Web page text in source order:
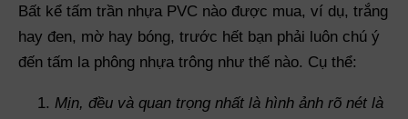
Bất kể tấm trần nhựa PVC nào được mua, ví dụ, trắng
hay đen, mờ hay bóng, trước hết bạn phải luôn chú ý
đến tấm la phông nhựa trông như thế nào. Cụ thể:
Mịn, đều và quan trọng nhất là hình ảnh rõ nét là